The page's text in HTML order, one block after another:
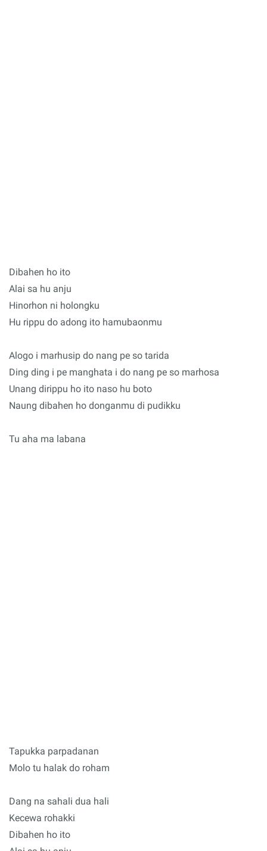
Dibahen ho ito
Alai sa hu anju
Hinorhon ni holongku
Hu rippu do adong ito hamubaonmu
Alogo i marhusip do nang pe so tarida
Ding ding i pe manghata i do nang pe so marhosa
Unang dirippu ho ito naso hu boto
Naung dibahen ho donganmu di pudikku
Tu aha ma labana
Tapukka parpadanan
Molo tu halak do roham
Dang na sahali dua hali
Kecewa rohakki
Dibahen ho ito